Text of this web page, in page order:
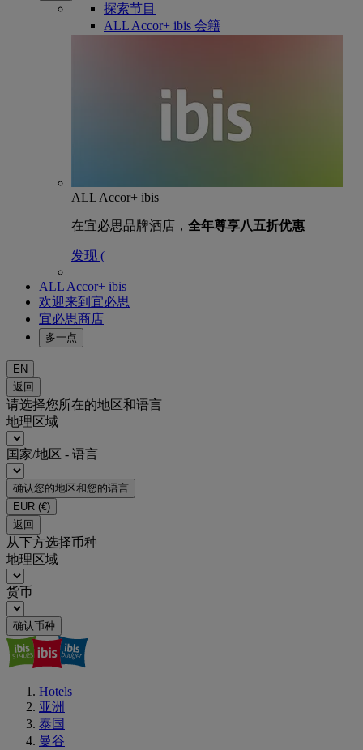
探索节目
ALL Accor+ ibis 会籍
ALL Accor+ ibis
在宜必思品牌酒店， 全年尊享八五折优惠
发现 (
ALL Accor+ ibis
欢迎来到宜必思
宜必思商店
多一点
EN
返回
请选择您所在的地区和语言
地理区域
国家/地区 - 语言
确认您的地区和您的语言
EUR (€)
返回
从下方选择币种
地理区域
货币
确认币种
Hotels
亚洲
泰国
曼谷